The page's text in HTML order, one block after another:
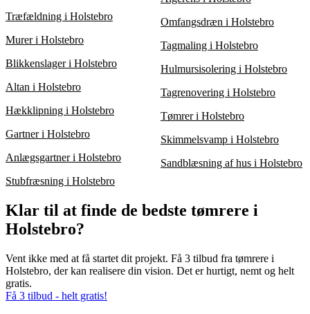
Træfældning i Holstebro
Murer i Holstebro
Blikkenslager i Holstebro
Altan i Holstebro
Hækklipning i Holstebro
Gartner i Holstebro
Anlægsgartner i Holstebro
Stubfræsning i Holstebro
Omfangsdræn i Holstebro
Tagmaling i Holstebro
Hulmursisolering i Holstebro
Tagrenovering i Holstebro
Tømrer i Holstebro
Skimmelsvamp i Holstebro
Sandblæsning af hus i Holstebro
Klar til at finde de bedste tømrere i
Holstebro?
Vent ikke med at få startet dit projekt. Få 3 tilbud fra tømrere i
Holstebro, der kan realisere din vision. Det er hurtigt, nemt og helt
gratis.
Få 3 tilbud - helt gratis!